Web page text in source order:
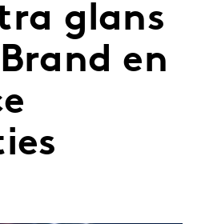
glans
en